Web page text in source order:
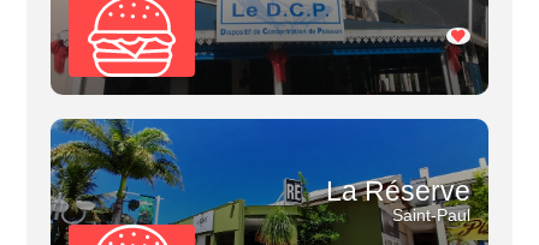
La Réserve
Saint-Paul